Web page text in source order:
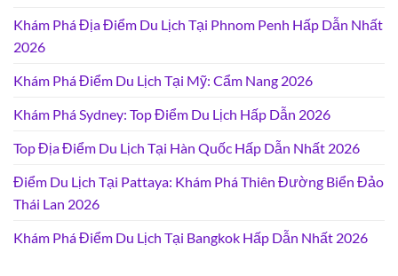
Khám Phá Địa Điểm Du Lịch Tại Phnom Penh Hấp Dẫn Nhất
2026
Khám Phá Điểm Du Lịch Tại Mỹ: Cẩm Nang 2026
Khám Phá Sydney: Top Điểm Du Lịch Hấp Dẫn 2026
Top Địa Điểm Du Lịch Tại Hàn Quốc Hấp Dẫn Nhất 2026
Điểm Du Lịch Tại Pattaya: Khám Phá Thiên Đường Biển Đảo
Thái Lan 2026
Khám Phá Điểm Du Lịch Tại Bangkok Hấp Dẫn Nhất 2026